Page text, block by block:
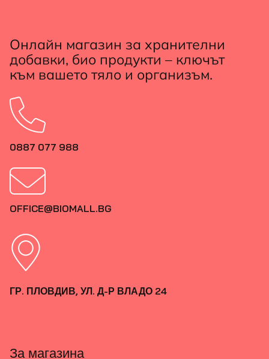
Онлайн магазин за хранителни
добавки, био продукти – ключът
към вашето тяло и организъм.
0887 077 988
OFFICE@BIOMALL.BG
ГР. ПЛОВДИВ, УЛ. Д-Р ВЛАДО 24
За магазина